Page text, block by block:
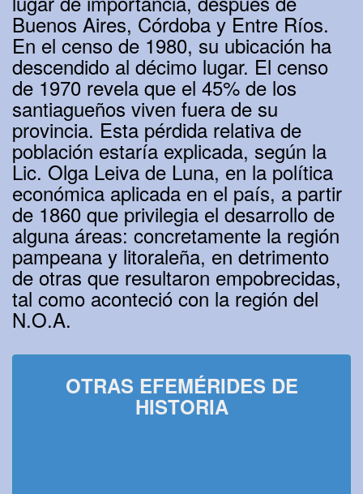
Buenos Aires, Córdoba y Entre Ríos.
En el censo de 1980, su ubicación ha
descendido al décimo lugar. El censo
de 1970 revela que el 45% de los
santiagueños viven fuera de su
provincia. Esta pérdida relativa de
población estaría explicada, según la
Lic. Olga Leiva de Luna, en la política
económica aplicada en el país, a partir
de 1860 que privilegia el desarrollo de
alguna áreas: concretamente la región
pampeana y litoraleña, en detrimento
de otras que resultaron empobrecidas,
tal como aconteció con la región del
N.O.A.
OTRAS EFEMÉRIDES DE
HISTORIA